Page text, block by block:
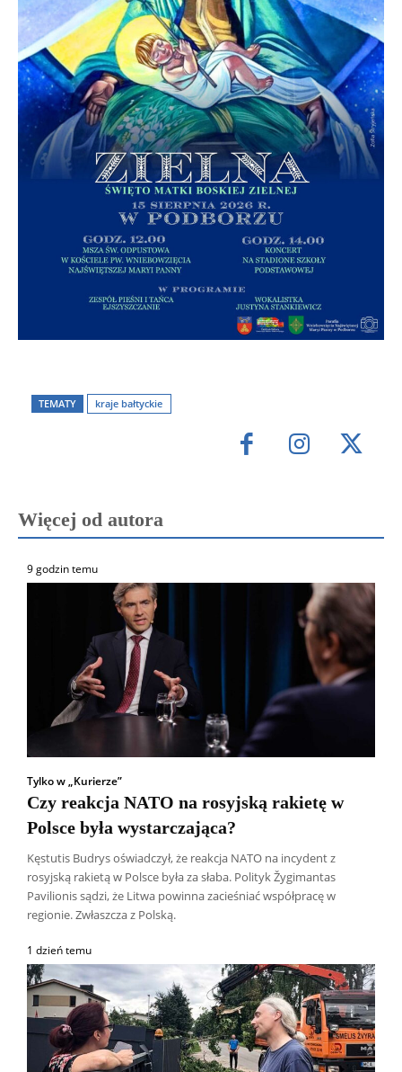
TEMATY kraje bałtyckie
Więcej od autora
9 godzin temu
Tylko w „Kurierze”
Czy reakcja NATO na rosyjską rakietę w
Polsce była wystarczająca?
Kęstutis Budrys oświadczył, że reakcja NATO na incydent z
rosyjską rakietą w Polsce była za słaba. Polityk Žygimantas
Pavilionis sądzi, że Litwa powinna zacieśniać współpracę w
regionie. Zwłaszcza z Polską.
1 dzień temu